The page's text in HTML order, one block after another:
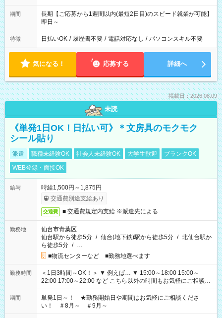
期間
長期【ご応募から1週間以内(最短2日目)のスピード就業が可能】
即日～
特徴 日払いOK / 履歴書不要 / 電話対応なし / パソコンスキル不要
気になる！ 応募する 詳細へ
掲載日：2026.08.09
未読
《単発1日OK！日払い可》＊文房具のモクモク
シール貼り
派遣 職種未経験OK 社会人未経験OK 大学生歓迎
ブランクOK
WEB登録・面接OK
給与
時給1,500円～1,875円
交通費別途支給あり
交通費 ■ 交通費規定内支給 ※派遣先による
勤務地
仙台市青葉区
仙台駅から徒歩5分 / 仙台(地下鉄)駅から徒歩5分 / 北仙台駅か
ら徒歩5分 / …
■物流センターなど ■勤務地選べます
勤務時間
＜1日3時間～OK！＞ ▼ 例えば… ▼ 15:00～18:00 15:00～
22:00 17:00～22:00 など こちら以外の時間もお気軽にご相談く
ださい！
期間
単発1日～！ ★勤務開始日や期間はお気軽にご相談くださ
い！ ＃8月～ ＃9月～